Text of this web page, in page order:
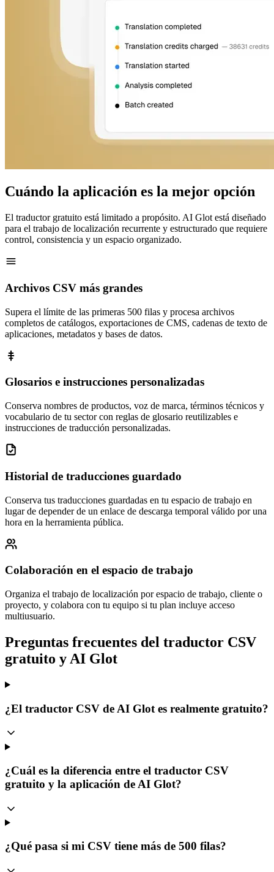
Cuándo la aplicación es la mejor opción
El traductor gratuito está limitado a propósito. AI Glot está diseñado
para el trabajo de localización recurrente y estructurado que requiere
control, consistencia y un espacio organizado.
Archivos CSV más grandes
Supera el límite de las primeras 500 filas y procesa archivos
completos de catálogos, exportaciones de CMS, cadenas de texto de
aplicaciones, metadatos y bases de datos.
Glosarios e instrucciones personalizadas
Conserva nombres de productos, voz de marca, términos técnicos y
vocabulario de tu sector con reglas de glosario reutilizables e
instrucciones de traducción personalizadas.
Historial de traducciones guardado
Conserva tus traducciones guardadas en tu espacio de trabajo en
lugar de depender de un enlace de descarga temporal válido por una
hora en la herramienta pública.
Colaboración en el espacio de trabajo
Organiza el trabajo de localización por espacio de trabajo, cliente o
proyecto, y colabora con tu equipo si tu plan incluye acceso
multiusuario.
Preguntas frecuentes del traductor CSV
gratuito y AI Glot
¿El traductor CSV de AI Glot es realmente gratuito?
¿Cuál es la diferencia entre el traductor CSV
gratuito y la aplicación de AI Glot?
¿Qué pasa si mi CSV tiene más de 500 filas?